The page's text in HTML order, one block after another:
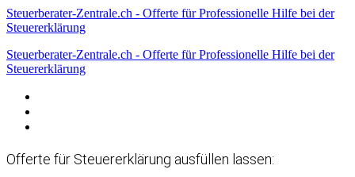
Steuerberater-Zentrale.ch - Offerte für Professionelle Hilfe bei der
Steuererklärung
Steuerberater-Zentrale.ch - Offerte für Professionelle Hilfe bei der
Steuererklärung
Offerte für Steuererklärung ausfüllen lassen: